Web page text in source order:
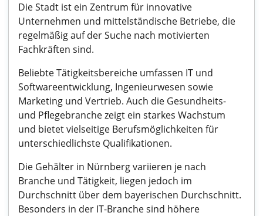
Die Stadt ist ein Zentrum für innovative
Unternehmen und mittelständische Betriebe, die
regelmäßig auf der Suche nach motivierten
Fachkräften sind.
Beliebte Tätigkeitsbereiche umfassen IT und
Softwareentwicklung, Ingenieurwesen sowie
Marketing und Vertrieb. Auch die Gesundheits-
und Pflegebranche zeigt ein starkes Wachstum
und bietet vielseitige Berufsmöglichkeiten für
unterschiedlichste Qualifikationen.
Die Gehälter in Nürnberg variieren je nach
Branche und Tätigkeit, liegen jedoch im
Durchschnitt über dem bayerischen Durchschnitt.
Besonders in der IT-Branche sind höhere